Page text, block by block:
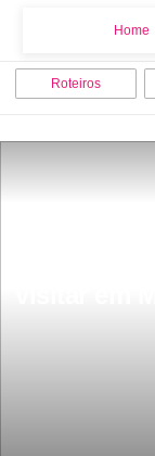
Home
Roteiros